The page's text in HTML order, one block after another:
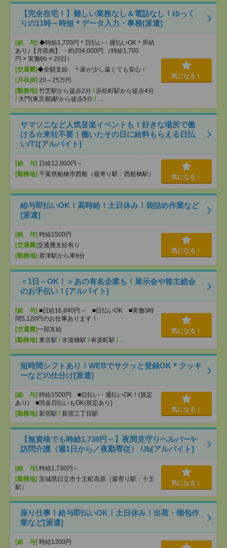
【完全在宅！】難しい業務なし＆電話なし！ゆっく
りの11時～時短＊データ入力・事務[派遣]
[給 与] ◆時給1,700円＊日払い・週払いOK＊昇給
あり♪【月収例】 ・約204,000円 （時給1,700
円 × 実働6h × 20日）
[交通費]◆全額支給 ＊家が少し遠くても安心！
[月収例] 20～25万円
[勤務地] 竹芝駅から徒歩2分 / 浜松町駅から徒歩4分
/ 大門(東京都)駅から徒歩5分 /
気になる！
サマソニなど人気音楽イベントも！好きな場所で働
ける☆来社不要！働いたその日に給料もらえる日払
い/T1[アルバイト]
[給 与] 日給12,000円～
[勤務地] 千葉県船橋市西船（最寄り駅：西船橋駅） 気になる！
給与即払いOK！高時給！土日休み！袋詰め作業など
[派遣]
[給 与] 時給1500円
[交通費]交通費支給有り
[勤務地] 君津駅から車9分
気になる！
＜1日～OK！＞あの有名企業も！展示会や株主総会
のお手伝い！[アルバイト]
[給 与] ■日給16,840円～ ■日払いOK ■実働3時
間5,120円のお仕事あります！
[交通費]一部支給
[勤務地] 東京駅 / 水道橋駅 / 有楽町駅 /
気になる！
短時間シフトあり！WEBでサクッと登録OK＊クッキ
ーなどの仕分け[派遣]
[給 与] 時給1500円 ■日払い・週払いOK！(規定
あり) ■現金日払いもOK(規定あり)
[勤務地] 新宿駅 / 新宿三丁目駅
気になる！
【無資格でも時給1,730円～】夜間見守りヘルパー✨
訪問介護（週1日から／夜勤専従） /Jb[アルバイト]
[給 与] 時給1,730円～
[勤務地] 茨城県日立市十王町高原（最寄り駅：十王
駅）
気になる！
座り仕事！給与即払いOK！土日休み！出荷・梱包作
業など[派遣]
[給 与] 時給1300円